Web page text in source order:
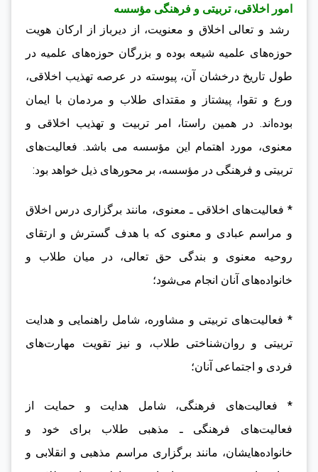
امور اخلاقی، تربیتی و فرهنگی مؤسسه
رشد و تعالی اخلاق و معنویت، از دیرباز از ارکان هویت
حوزه‌های علمیه شیعه بوده و بزرگان حوزه‌های علمیه در
طول تاریخ درخشان آن، پیوسته در عرصه تهذیب اخلاقی،
ورع و تقوا، پیشتاز و مقتدای طلاب و مردمان با ایمان
بوده‌اند. در همین راستا، امر تربیت و تهذیب اخلاقی و
معنوی، مورد اهتمام این مؤسسه می باشد. فعالیت‌های
تربیتی و فرهنگی در مؤسسه، بر محورهای ذیل خواهد بود:
* فعالیت‌های اخلاقی ـ معنوی، مانند برگزاری درس اخلاق
و مراسم عبادی و معنوی که با هدف گسترش و ارتقای
روحیه معنوی و بندگی حق تعالی، در میان طلاب و
خانواده‌های آنان انجام می‌شود؛
* فعالیت‌های تربیتی و مشاوره، شامل راهنمایی و هدایت
تربیتی و روان‌شناختی طلاب، و نیز تقویت مهارت‌های
فردی و اجتماعی آنان؛
* فعالیت‌های فرهنگی، شامل هدایت و حمایت از
فعالیت‌های فرهنگی ـ مذهبی طلاب برای خود و
خانواده‌هایشان، مانند برگزاری مراسم مذهبی و انقلابی و